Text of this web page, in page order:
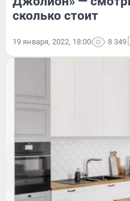
сколько стоит
19 января, 2022, 18:00 8 349